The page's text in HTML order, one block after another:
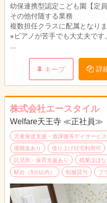
金）
固定残業代なし
試用期間なし
幼保連携型認定こども園【定
その他付随する業務
複数担任クラスに配属となり
※ピアノが苦手でも大丈夫です。
従事すべき業務の変更：なし
就業の場所の変更：なし
キープ 詳
株式会社エースタイル
Welfare天王寺 ≪正社員≫
児童発達支援・放課後等デイサービス
退職金あり
借り上げ社宅利用可
託児所・保育支援あり
残業ほぼな
駅近（5分以内）
制服貸与 ブ